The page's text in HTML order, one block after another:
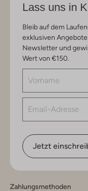
Lass uns in
Bleib auf dem
exklusiven
Newsletter und
Wert von €150.
Jetzt
Zahlungsmethoden